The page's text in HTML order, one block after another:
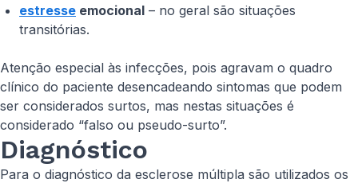
estresse emocional – no geral são situações
transitórias.
Atenção especial às infecções, pois agravam o quadro
clínico do paciente desencadeando sintomas que podem
ser considerados surtos, mas nestas situações é
considerado “falso ou pseudo-surto”.
Diagnóstico
Para o diagnóstico da esclerose múltipla são utilizados os